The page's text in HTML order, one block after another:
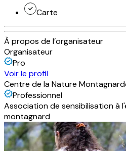
Carte
À propos de l’organisateur
Organisateur
Pro
Voir le profil
Centre de la Nature
Professionnel
Association de sensibilisation à
montagnard